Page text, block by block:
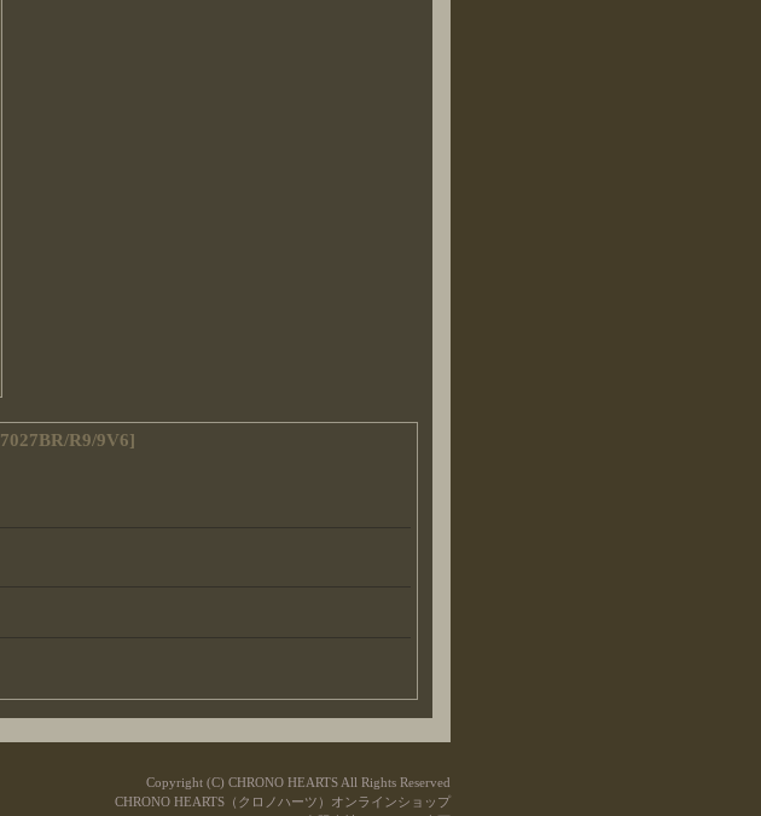
7027BR/R9/9V6]
Copyright (C) CHRONO HEARTS All Rights Reserved
CHRONO HEARTS（クロノハーツ）オンラインショップ